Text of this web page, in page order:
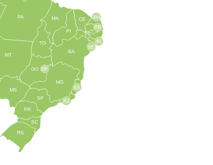
TO
BA
SE
PE
AL
RN
CE
PI
MA
PA
MT
MS
GO
PR
SC
RS
SP
MG
RJ
ES
DF
PB